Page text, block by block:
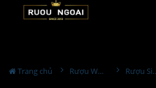
Trang chủ Rượu Whisky Rượu Singleton